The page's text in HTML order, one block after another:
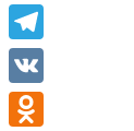
Viber
Telegram
VK